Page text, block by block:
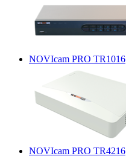
NOVIcam PRO TR1016
NOVIcam PRO TR4216